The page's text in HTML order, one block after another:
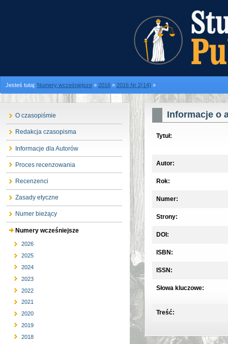
Jesteś tutaj: Numery wcześniejsze» 2016» 2016 Nr 2(14) »
O czasopiśmie
Redakcja czasopisma
Informacje dla Autorów
Proces recenzowania
Recenzenci
Zasady etyczne
Numer bieżący
Numery wcześniejsze
2026
2025
2024
2023
2022
2021
2020
2019
2018
Informacje o
Tytuł:
Autor:
Rok:
Numer:
Strony:
DOI:
ISBN:
ISSN:
Słowa kluczowe:
Treść: